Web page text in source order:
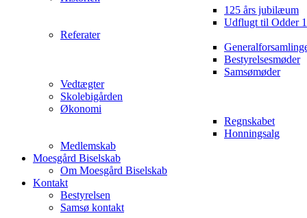
125 års jubilæum
Udflugt til Odder
Referater
Bestyrelsesmøder
Samsømøder
Vedtægter
Skolebigården
Økonomi
Regnskabet
Honningsalg
Medlemskab
Moesgård Biselskab
Om Moesgård Biselskab
Kontakt
Bestyrelsen
Samsø kontakt